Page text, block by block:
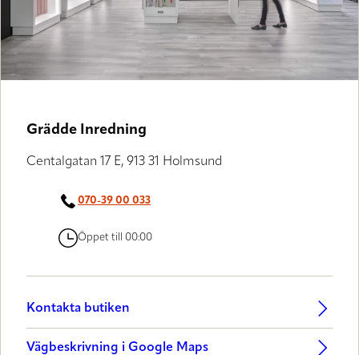
Grädde Inredning
Centalgatan 17 E, 913 31 Holmsund
070-39 00 033
Öppet till 00:00
Kontakta butiken
Vägbeskrivning i Google Maps